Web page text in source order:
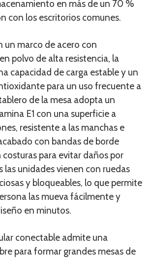
en más de un 70 %
con los escritorios comunes.
un marco de acero con
polvo de alta resistencia, la
capacidad de carga estable y un
para un uso frecuente a
de la mesa adopta un
E1 con una superficie a
resistente a las manchas e
con bandas de borde
para evitar daños por
las unidades vienen con ruedas
y bloqueables, lo que permite
las mueva fácilmente y
en minutos.
conectable admite una
para formar grandes mesas de